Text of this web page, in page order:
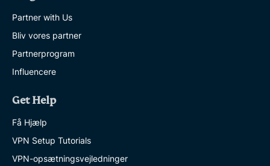
Partner with Us
Bliv vores partner
Partnerprogram
Influencere
Get Help
Få Hjælp
VPN Setup Tutorials
VPN-opsætningsvejledninger